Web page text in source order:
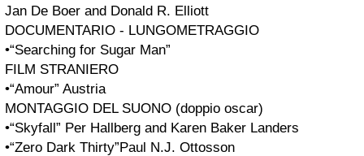
Jan De Boer and Donald R. Elliott
DOCUMENTARIO - LUNGOMETRAGGIO
•“Searching for Sugar Man”
FILM STRANIERO
•“Amour” Austria
MONTAGGIO DEL SUONO (doppio oscar)
•“Skyfall” Per Hallberg and Karen Baker Landers
•“Zero Dark Thirty”Paul N.J. Ottosson